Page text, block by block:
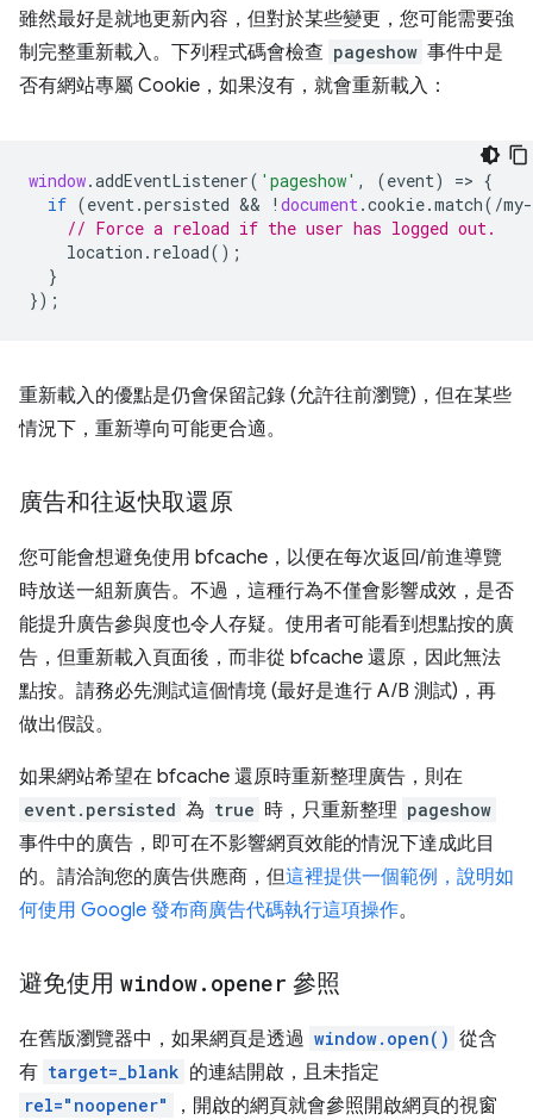
雖然最好是就地更新內容，但對於某些變更，您可能需要強
制完整重新載入。下列程式碼會檢查 pageshow 事件中是
否有網站專屬 Cookie，如果沒有，就會重新載入：
window.addEventListener( 'pageshow' , (event) => {
if (event.persisted && ! document.cookie.match( /
// Force a reload if the user has logged out.
location . reload();
}
});
重新載入的優點是仍會保留記錄 (允許往前瀏覽)，但在某些
情況下，重新導向可能更合適。
廣告和往返快取還原
您可能會想避免使用 bfcache，以便在每次返回/前進導覽
時放送一組新廣告。不過，這種行為不僅會影響成效，是否
能提升廣告參與度也令人存疑。使用者可能看到想點按的廣
告，但重新載入頁面後，而非從 bfcache 還原，因此無法
點按。請務必先測試這個情境 (最好是進行 A/B 測試)，再
做出假設。
如果網站希望在 bfcache 還原時重新整理廣告，則在
event.persisted 為 true 時，只重新整理 pageshow
事件中的廣告，即可在不影響網頁效能的情況下達成此目
的。請洽詢您的廣告供應商，但這裡提供一個範例，說明如
何使用 Google 發布商廣告代碼執行這項操作。
避免使用 window. opener 參照
在舊版瀏覽器中，如果網頁是透過 window.open() 從含
有 target=_blank 的連結開啟，且未指定
rel="noopener" ，開啟的網頁就會參照開啟網頁的視窗